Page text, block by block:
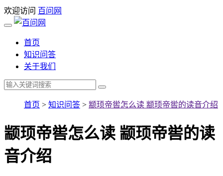
欢迎访问 百问网
首页
知识问答
关于我们
首页 > 知识问答 > 颛顼帝喾怎么读 颛顼帝喾的读音介绍
颛顼帝喾怎么读 颛顼帝喾的读
音介绍